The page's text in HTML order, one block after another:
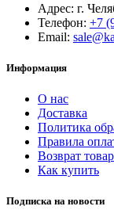
Адрес: г.
Телефон: +7
Email:
Информация
О нас
Доставка
Политика
Правила
Возврат
Как купить
Подписка на новости